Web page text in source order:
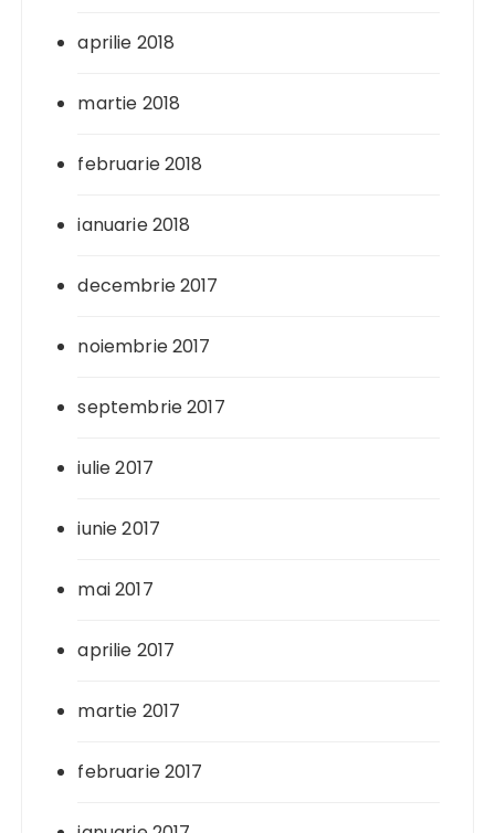
aprilie 2018
martie 2018
februarie 2018
ianuarie 2018
decembrie 2017
noiembrie 2017
septembrie 2017
iulie 2017
iunie 2017
mai 2017
aprilie 2017
martie 2017
februarie 2017